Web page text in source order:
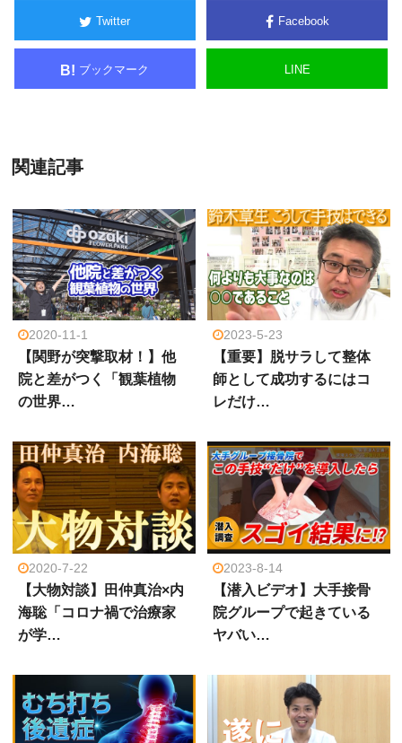
Twitter Facebook
B! ブックマーク LINE
関連記事
2020-11-1
【関野が突撃取材！】他
院と差がつく「観葉植物
の世界…
2023-5-23
【重要】脱サラして整体
師として成功するにはコ
レだけ…
2020-7-22
【大物対談】田仲真治×内
海聡「コロナ禍で治療家
が学…
2023-8-14
【潜入ビデオ】大手接骨
院グループで起きている
ヤバい…